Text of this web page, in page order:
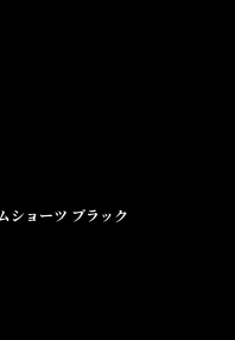
ショーツ ブラック